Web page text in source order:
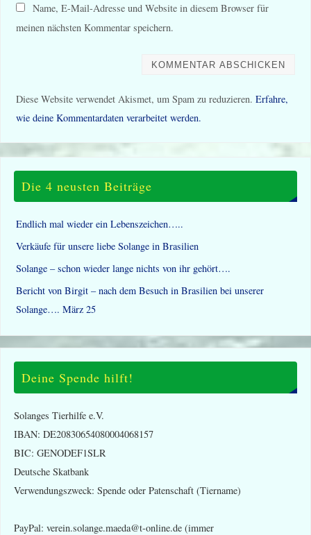
Name, E-Mail-Adresse und Website in diesem Browser für
meinen nächsten Kommentar speichern.
Diese Website verwendet Akismet, um Spam zu reduzieren. Erfahre,
wie deine Kommentardaten verarbeitet werden.
Die 4 neusten Beiträge
Endlich mal wieder ein Lebenszeichen…..
Verkäufe für unsere liebe Solange in Brasilien
Solange – schon wieder lange nichts von ihr gehört….
Bericht von Birgit – nach dem Besuch in Brasilien bei unserer
Solange…. März 25
Deine Spende hilft!
Solanges Tierhilfe e.V.
IBAN: DE20830654080004068157
BIC: GENODEF1SLR
Deutsche Skatbank
Verwendungszweck: Spende oder Patenschaft (Tiername)
PayPal: verein.solange.maeda@t-online.de (immer